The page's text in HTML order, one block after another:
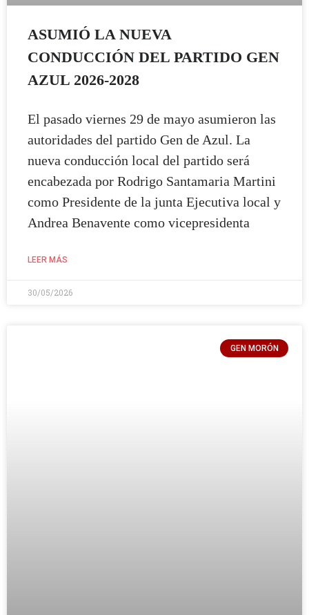
ASUMIÓ LA NUEVA
CONDUCCIÓN DEL PARTIDO GEN
AZUL 2026-2028
El pasado viernes 29 de mayo asumieron las
autoridades del partido Gen de Azul. La
nueva conducción local del partido será
encabezada por Rodrigo Santamaria Martini
como Presidente de la junta Ejecutiva local y
Andrea Benavente como vicepresidenta
LEER MÁS
30/05/2026
GEN MORÓN